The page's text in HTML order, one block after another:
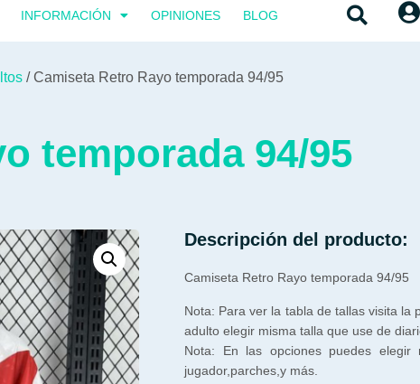
INFORMACIÓN OPINIONES BLOG
/ Camiseta Retro Rayo temporada 94/95
temporada 94/95
Descripción del producto:
Camiseta Retro Rayo temporada 94/95
Nota: Para ver la tabla de tallas visita la
adulto elegir misma talla que use de
Nota: En las opciones puedes
jugador,parches,y más.